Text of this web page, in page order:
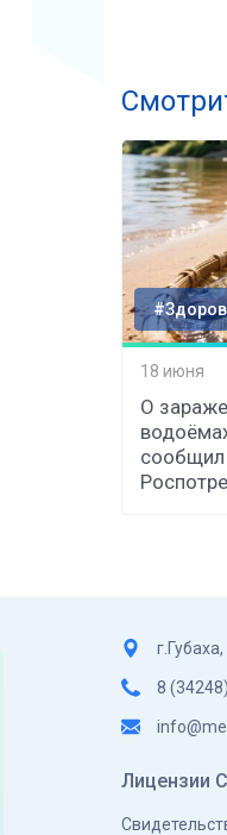
18 июня
О
сообщил
8
Лицензии